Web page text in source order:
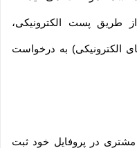
طریق پست الکترونیکی،
الکترونیکی) به درخواست
در پروفایل خود ثبت